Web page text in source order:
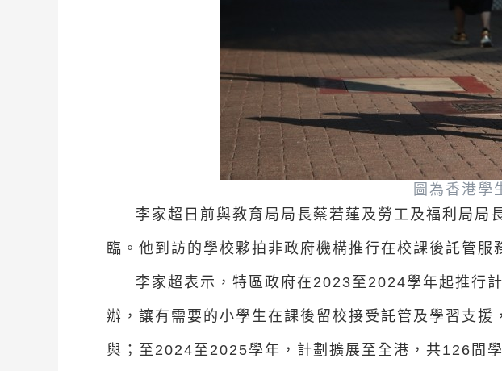
圖為香港學
李家超日前與教育局局長蔡若蓮及勞工及福利局局
臨。他到訪的學校夥拍非政府機構推行在校課後託管服
李家超表示，特區政府在2023至2024學年起推行
辦，讓有需要的小學生在課後留校接受託管及學習支
與；至2024至2025學年，計劃擴展至全港，共126間